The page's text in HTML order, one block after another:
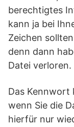
berechtigtes
kann ja bei
Zeichen
denn dann
Datei verloren.
Das Kennwort
wenn Sie die
hierfür nur